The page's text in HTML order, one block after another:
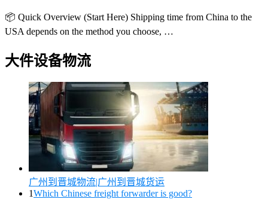
📦 Quick Overview (Start Here) Shipping time from China to the
USA depends on the method you choose, …
大件设备物流
广州到晋城物流|广州到晋城货运
1Which Chinese freight forwarder is good?